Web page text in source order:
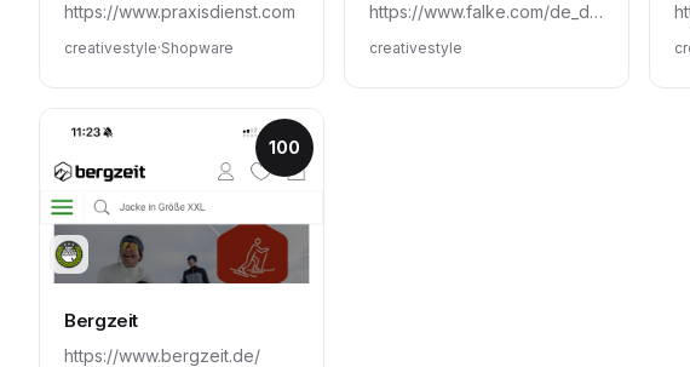
https://www.praxisdienst.com
creativestyle·Shopware
https://www.falke.com/de_de/damen/
creativestyle
100
Bergzeit
https://www.bergzeit.de/